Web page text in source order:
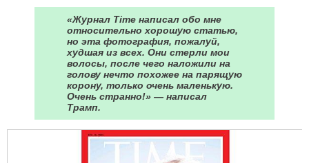
«Журнал Time написал обо мне
относительно хорошую статью,
но эта фотография, пожалуй,
худшая из всех. Они стерли мои
волосы, после чего наложили на
голову нечто похожее на парящую
корону, только очень маленькую.
Очень странно!» — написал
Трамп.